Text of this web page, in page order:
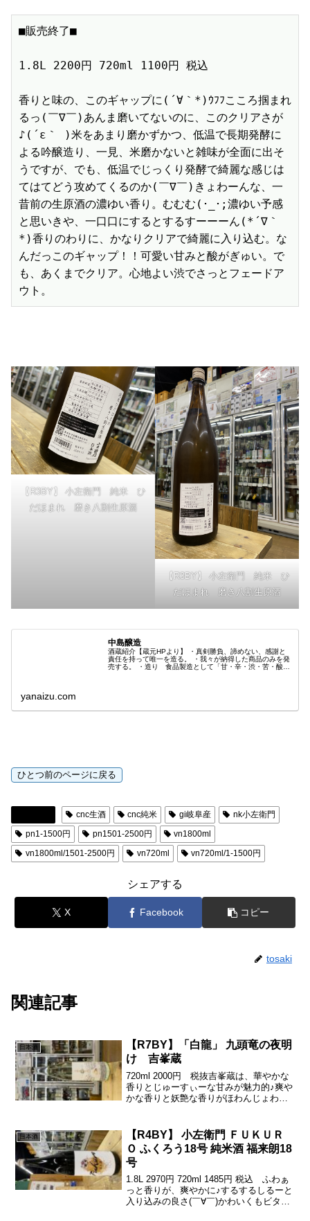
■販売終了■
1.8L 2200円 720ml 1100円 税込
香りと味の、このギャップに(´∀｀*)ｳﾌﾌこころ掴まれ
るっ(￣∇￣)あんま磨いてないのに、このクリアさが
♪(´ε｀ )米をあまり磨かずかつ、低温で長期発酵に
よる吟醸造り、一見、米磨かないと雑味が全面に出そ
うですが、でも、低温でじっくり発酵で綺麗な感じは
てはてどう攻めてくるのか(￣∇￣)きょわーんな、一
昔前の生原酒の濃ゆい香り。むむむ(･_･;濃ゆい予感
と思いきや、一口口にするとするすーーーん(*´∇｀
*)香りのわりに、かなりクリアで綺麗に入り込む。な
んだっこのギャップ！！可愛い甘みと酸がぎゅい。で
も、あくまでクリア。心地よい渋でさっとフェードア
ウト。
【R3BY】 小左衛門 純米 ひ
だほまれ 磨き八割生原酒
【R3BY】 小左衛門 純米 ひ
だほまれ 磨き八割生原酒
中島醸造
酒蔵紹介【蔵元HPより】 ・真剣勝負、諦めない、感謝と
責任を持って唯一を造る。 ・我々が納得した商品のみを発
売する。 ・造り 食品製造として「甘・辛・渋・苦・酸」
yanaizu.com
cnc生酒 cnc純米 gi岐阜産
nk小左衛門
pn1-1500円
pn1501-2500円
vn1800ml
vn1800ml/1501-2500円
vn720ml vn720ml/1-1500円
シェアする
X Facebook コピー
tosaki
関連記事
日本酒
【R7BY】「白龍」 九頭竜の夜明
け 吉峯蔵
720ml 2000円 税抜吉峯蔵は、華やかな
香りとじゅーすぃーな甘みが魅力的♪爽や
かな香りと妖艶な香りがほわんじょわん
ドアウトでつ٩( ᐛ )و蔵元HPよりーーーー
ー...
日本酒
【R4BY】 小左衛門 ＦＵＫＵＲ
Ｏ ふくろう18号 純米酒 福来朗18
号
1.8L 2970円 720ml 1485円 税込 ふわぁ
っと香りが、爽やかに♪するするしるーと
入り込みの良さ(￣∀￣)かわいくもビター